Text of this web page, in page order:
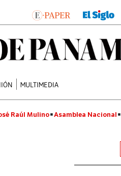
MULTIMEDIA
Raúl Mulino Asamblea Nacional